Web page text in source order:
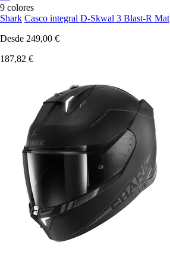
9 colores
Shark Casco integral D-Skwal 3 Blast-R Mat
Desde 249,00 €
187,82 €